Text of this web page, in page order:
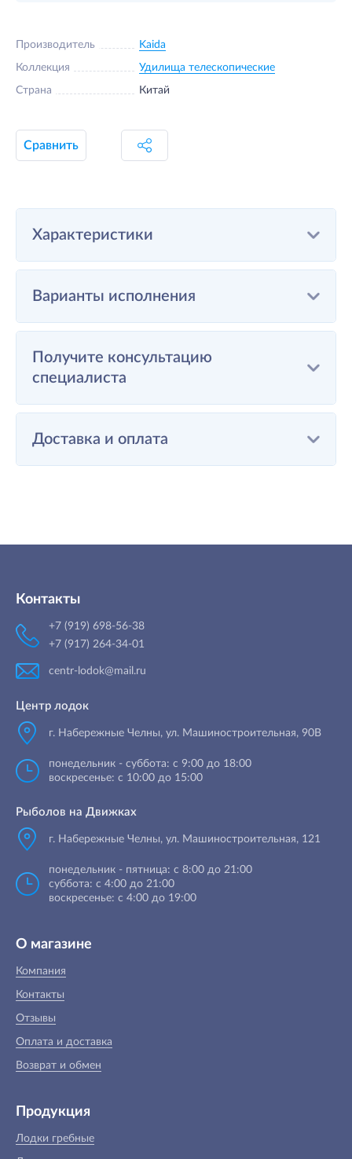
Производитель Kaida
Коллекция Удилища телескопические
Страна Китай
Сравнить
Характеристики
Варианты исполнения
Получите консультацию
специалиста
Доставка и оплата
Контакты
+7 (919) 698-56-38
+7 (917) 264-34-01
centr-lodok@mail.ru
Центр лодок
г. Набережные Челны, ул. Машиностроительная, 90B
понедельник - суббота: с 9:00 до 18:00
воскресенье: с 10:00 до 15:00
Рыболов на Движках
г. Набережные Челны, ул. Машиностроительная, 121
понедельник - пятница: с 8:00 до 21:00
суббота: с 4:00 до 21:00
воскресенье: с 4:00 до 19:00
О магазине
Компания
Контакты
Отзывы
Оплата и доставка
Возврат и обмен
Продукция
Лодки гребные